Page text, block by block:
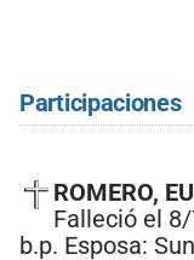
Participaciones
ROMERO,
Falleció el
b.p. Esposa: